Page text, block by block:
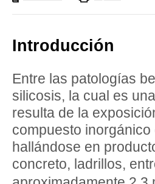
Introducción
Entre las patologías
silicosis, la cual es
resulta de la
compuesto
hallándose en
concreto, ladrillos,